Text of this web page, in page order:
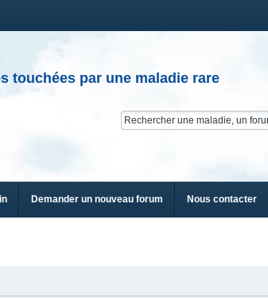
touchées par une maladie rare
Demander un nouveau forum Nous contacter